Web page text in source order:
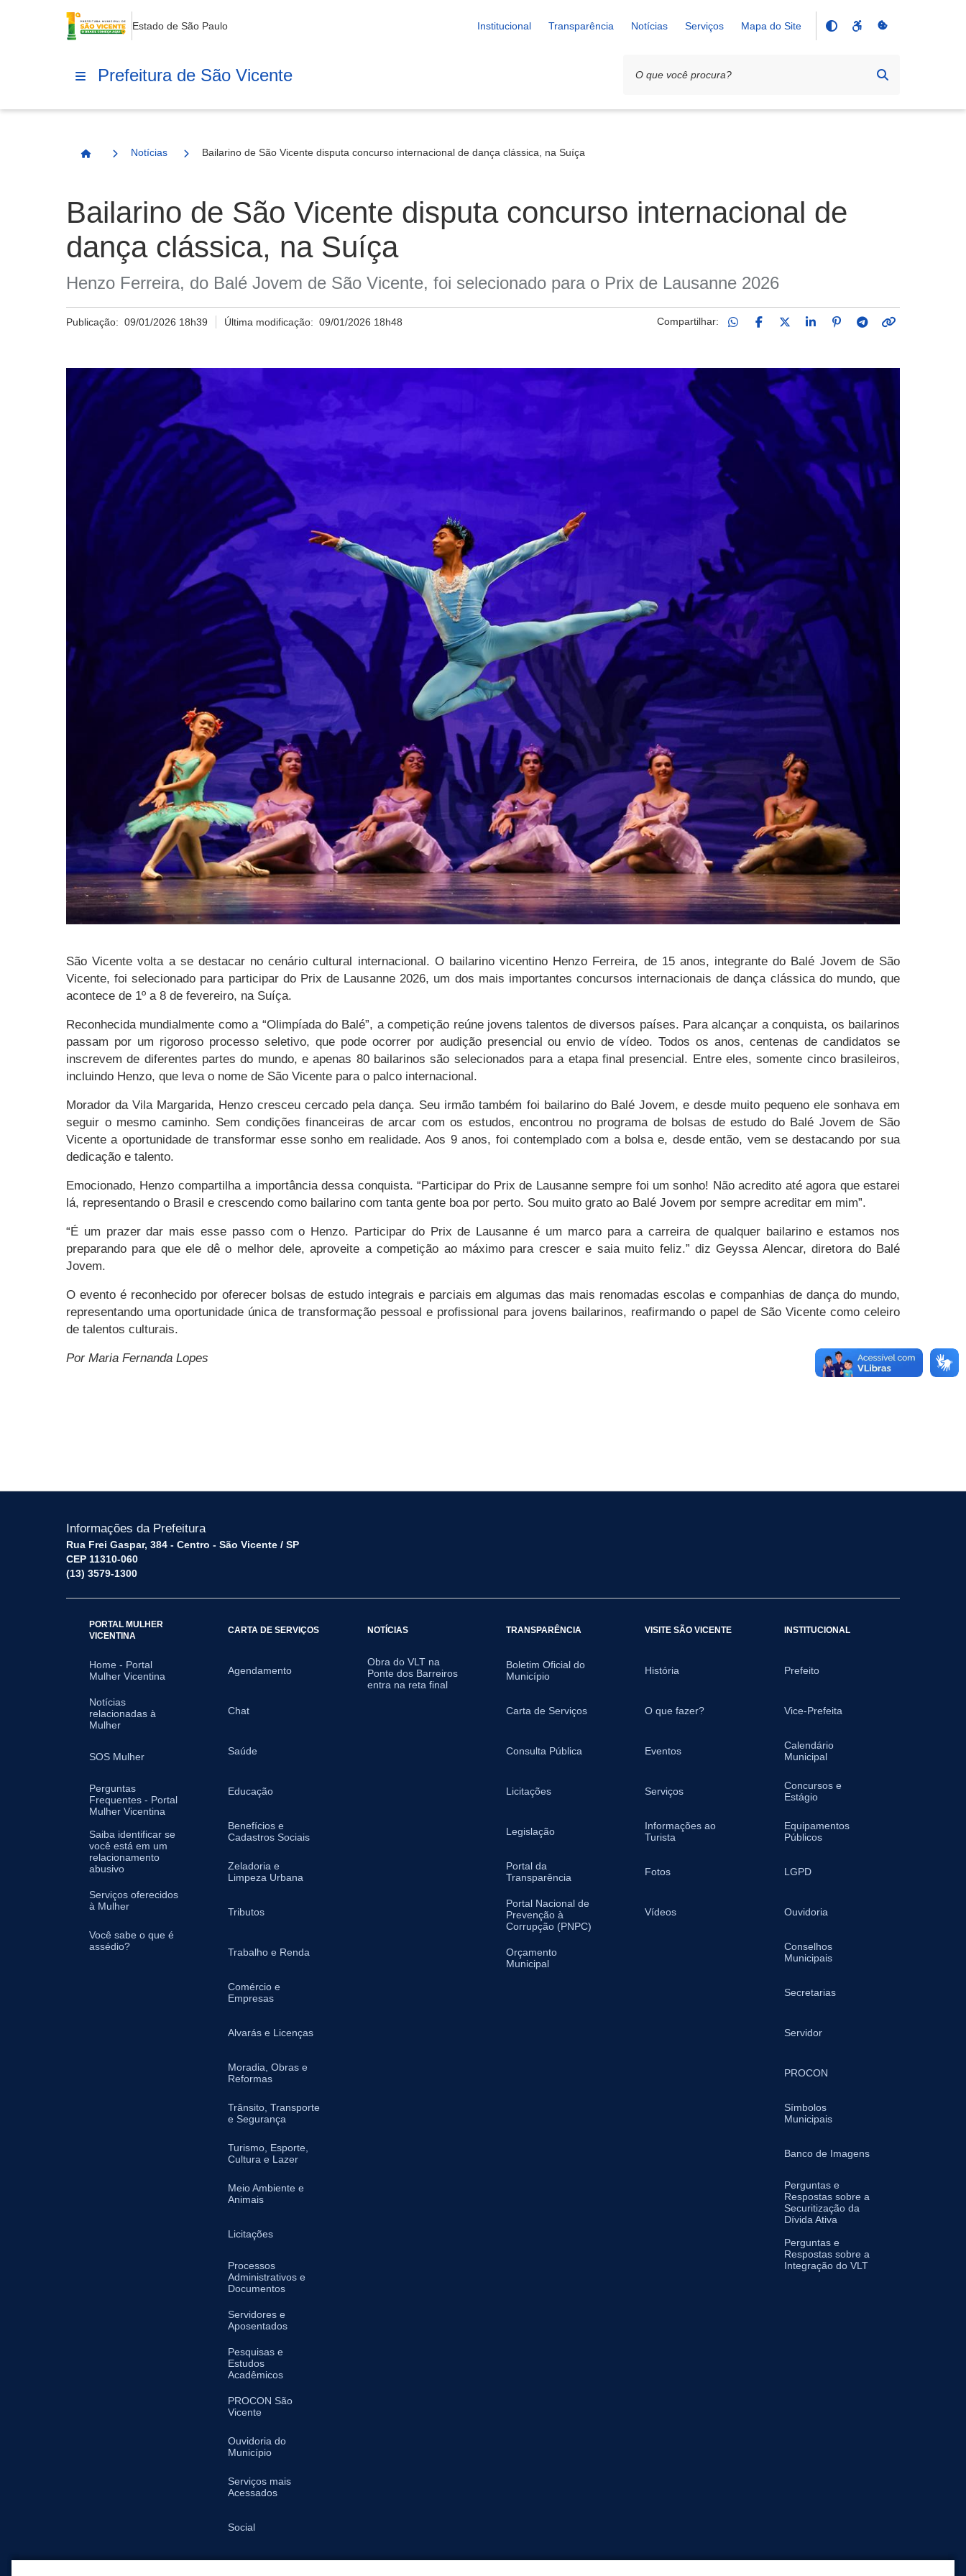
Estado de São Paulo Institucional Transparência Notícias Serviços Mapa do Site
Prefeitura de São Vicente
Página Inicial
Notícias Bailarino de São Vicente disputa concurso internacional de dança clássica, na Suíça
Bailarino de São Vicente disputa concurso internacional de
dança clássica, na Suíça
Henzo Ferreira, do Balé Jovem de São Vicente, foi selecionado para o Prix de Lausanne 2026
Publicação: 09/01/2026 18h39 Última modificação:09/01/2026 18h48 Compartilhar:
São Vicente volta a se destacar no cenário cultural internacional. O bailarino vicentino Henzo Ferreira, de 15 anos, integrante do Balé Jovem de São
Vicente, foi selecionado para participar do Prix de Lausanne 2026, um dos mais importantes concursos internacionais de dança clássica do mundo, que
acontece de 1º a 8 de fevereiro, na Suíça.
Reconhecida mundialmente como a “Olimpíada do Balé”, a competição reúne jovens talentos de diversos países. Para alcançar a conquista, os bailarinos
passam por um rigoroso processo seletivo, que pode ocorrer por audição presencial ou envio de vídeo. Todos os anos, centenas de candidatos se
inscrevem de diferentes partes do mundo, e apenas 80 bailarinos são selecionados para a etapa final presencial. Entre eles, somente cinco brasileiros,
incluindo Henzo, que leva o nome de São Vicente para o palco internacional.
Morador da Vila Margarida, Henzo cresceu cercado pela dança. Seu irmão também foi bailarino do Balé Jovem, e desde muito pequeno ele sonhava em
seguir o mesmo caminho. Sem condições financeiras de arcar com os estudos, encontrou no programa de bolsas de estudo do Balé Jovem de São
Vicente a oportunidade de transformar esse sonho em realidade. Aos 9 anos, foi contemplado com a bolsa e, desde então, vem se destacando por sua
dedicação e talento.
Emocionado, Henzo compartilha a importância dessa conquista. “Participar do Prix de Lausanne sempre foi um sonho! Não acredito até agora que estarei
lá, representando o Brasil e crescendo como bailarino com tanta gente boa por perto. Sou muito grato ao Balé Jovem por sempre acreditar em mim”.
“É um prazer dar mais esse passo com o Henzo. Participar do Prix de Lausanne é um marco para a carreira de qualquer bailarino e estamos nos
preparando para que ele dê o melhor dele, aproveite a competição ao máximo para crescer e saia muito feliz.” diz Geyssa Alencar, diretora do Balé
Jovem.
O evento é reconhecido por oferecer bolsas de estudo integrais e parciais em algumas das mais renomadas escolas e companhias de dança do mundo,
representando uma oportunidade única de transformação pessoal e profissional para jovens bailarinos, reafirmando o papel de São Vicente como celeiro
de talentos culturais.
Por Maria Fernanda Lopes
Informações da Prefeitura
Rua Frei Gaspar, 384 - Centro - São Vicente / SP
CEP 11310-060
(13) 3579-1300
PORTAL MULHER
VICENTINA
Home - Portal
Mulher Vicentina
Notícias
relacionadas à
Mulher
SOS Mulher
Perguntas
Frequentes - Portal
Mulher Vicentina
Saiba identificar se
você está em um
relacionamento
abusivo
Serviços oferecidos
à Mulher
Você sabe o que é
assédio?
CARTA DE SERVIÇOS
Agendamento
Chat
Saúde
Educação
Benefícios e
Cadastros Sociais
Zeladoria e
Limpeza Urbana
Tributos
Trabalho e Renda
Comércio e
Empresas
Alvarás e Licenças
Moradia, Obras e
Reformas
Trânsito, Transporte
e Segurança
Turismo, Esporte,
Cultura e Lazer
Meio Ambiente e
Animais
Licitações
Processos
Administrativos e
Documentos
Servidores e
Aposentados
Pesquisas e
Estudos
Acadêmicos
PROCON São
Vicente
Ouvidoria do
Município
Serviços mais
Acessados
Social
NOTÍCIAS
Obra do VLT na
Ponte dos Barreiros
entra na reta final
TRANSPARÊNCIA
Boletim Oficial do
Município
Carta de Serviços
Consulta Pública
Licitações
Legislação
Portal da
Transparência
Portal Nacional de
Prevenção à
Corrupção (PNPC)
Orçamento
Municipal
VISITE SÃO VICENTE
História
O que fazer?
Eventos
Serviços
Informações ao
Turista
Fotos
Vídeos
INSTITUCIONAL
Prefeito
Vice-Prefeita
Calendário
Municipal
Concursos e
Estágio
Equipamentos
Públicos
LGPD
Ouvidoria
Conselhos
Municipais
Secretarias
Servidor
PROCON
Símbolos
Municipais
Banco de Imagens
Perguntas e
Respostas sobre a
Securitização da
Dívida Ativa
Perguntas e
Respostas sobre a
Integração do VLT